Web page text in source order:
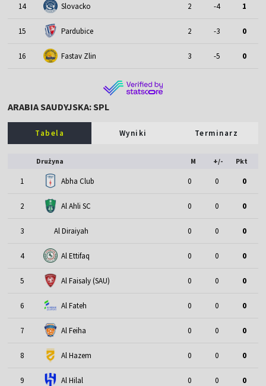
14 Slovacko 2 -4 1
15 Pardubice 2 -3 0
16 Fastav Zlin 3 -5 0
ARABIA SAUDYJSKA: SPL
Tabela Wyniki Terminarz
Drużyna M +/- Pkt
1 Abha Club 0 0 0
2 Al Ahli SC 0 0 0
3 Al Diraiyah 0 0 0
4 Al Ettifaq 0 0 0
5 Al Faisaly (SAU) 0 0 0
6 Al Fateh 0 0 0
7 Al Feiha 0 0 0
8 Al Hazem 0 0 0
9 Al Hilal 0 0 0